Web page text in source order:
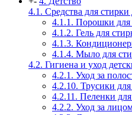
4.1. Средства для стирки
4.1.1. Порошки для
4.1.2. Гель для
4.1.3.
4.1.4. Мыло для
4.2. Гигиена и уход
4.2.1. Уход за
4.2.10. Трусики для
4.2.11. Пеленки для
4.2.2. Уход за